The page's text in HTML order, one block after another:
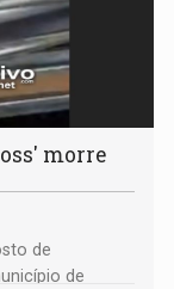
morre
de
de